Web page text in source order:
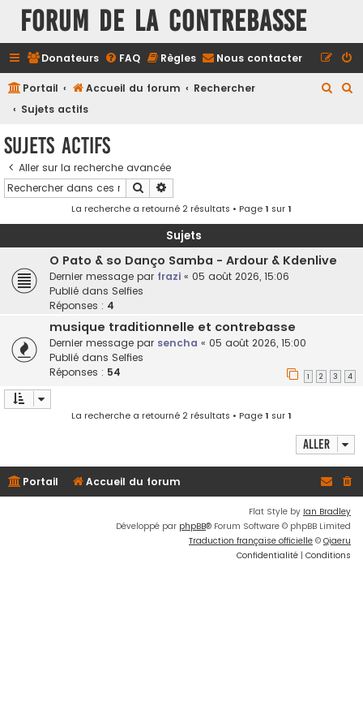
FORUM DE LA CONTREBASSE
Donateurs FAQ Règles Nous contacter
Portail Accueil du forum
Rechercher
Sujets actifs
e
Sujets actifs
Aller sur la recherche avancée
Rechercher
La recherche a retourné 2 résultats • Page1 sur1
Sujets
O Pato & so Danço Samba - Ardour & Kdenlive
Dernier message par frazi « 05 août 2026, 15:06
Publié dans Selfies
Réponses : 4
musique traditionnelle et contrebasse
Dernier message par sencha « 05 août 2026, 15:00
Publié dans Selfies
Réponses : 54 1 2 3 4
La recherche a retourné 2 résultats • Page1 sur1
Aller
Portail Accueil du forum
Flat Style by Ian Bradley
Développé par phpBB® Forum Software © phpBB Limited
Traduction française officielle © Qiaeru
Confidentialité | Conditions